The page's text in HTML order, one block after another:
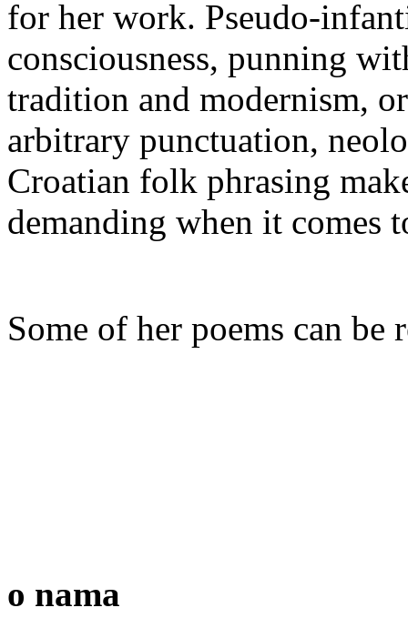
for her work. Pseudo-
consciousness, punning
tradition and modernism,
arbitrary punctuation,
Croatian folk phrasing
demanding when it comes
Some of her poems can be
o nama